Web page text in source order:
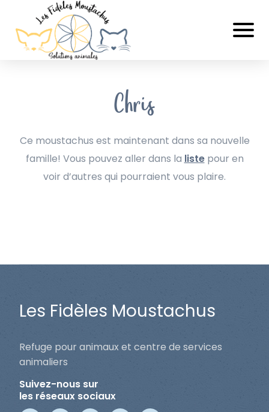
Chris
Ce moustachus est maintenant dans sa nouvelle
famille! Vous pouvez aller dans la listepour en
voir d’autres qui pourraient vous plaire.
Les Fidèles Moustachus
Refuge pour animaux et centre de services
animaliers
Suivez-nous sur
les réseaux sociaux